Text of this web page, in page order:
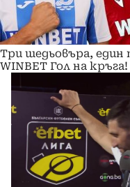
Три шедьовъра, един
WINBET Гол на кръга!